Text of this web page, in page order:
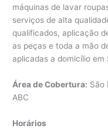
máquinas de lavar
serviços de alta
qualificados, aplicação
as peças e toda a mão
aplicadas a domicílio em
Área de Cobertura: São
ABC
Horários